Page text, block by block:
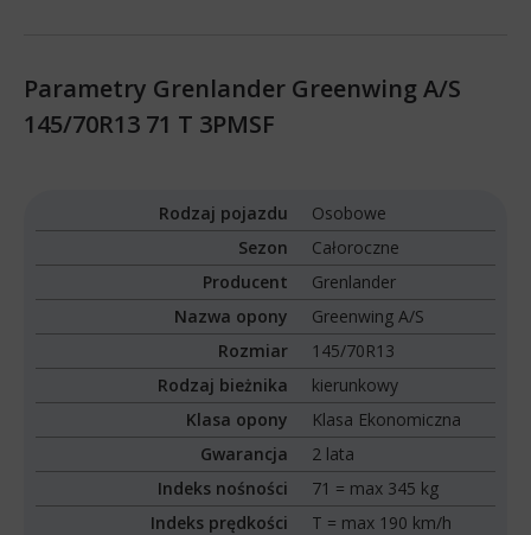
Parametry Grenlander Greenwing A/S
145/70R13 71 T 3PMSF
Rodzaj pojazdu
Osobowe
Sezon
Całoroczne
Producent
Grenlander
Nazwa opony
Greenwing A/S
Rozmiar
145/70R13
Rodzaj bieżnika
kierunkowy
Klasa opony
Klasa Ekonomiczna
Gwarancja
2 lata
Indeks nośności
71 = max 345 kg
Indeks prędkości
T = max 190 km/h